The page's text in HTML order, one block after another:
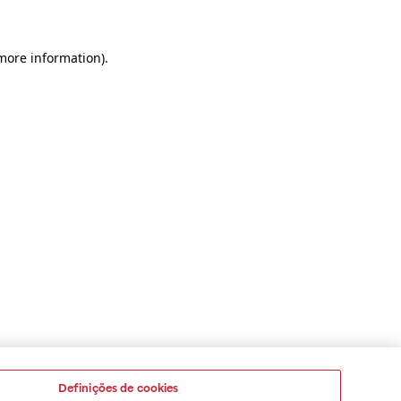
information).
Definições de cookies